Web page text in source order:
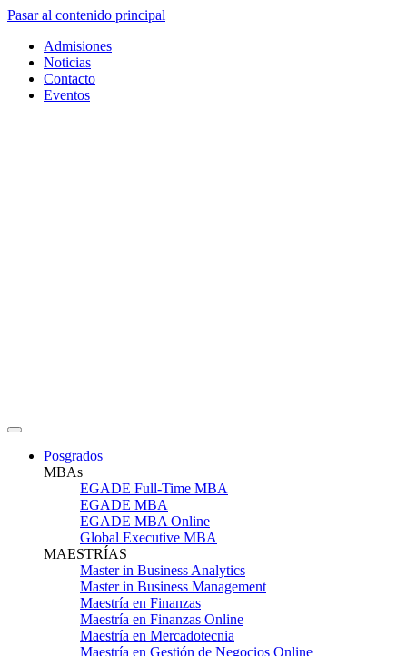
Pasar al contenido principal
Admisiones
Noticias
Contacto
Eventos
Posgrados
MBAs
EGADE Full-Time MBA
EGADE MBA
EGADE MBA Online
Global Executive MBA
MAESTRÍAS
Master in Business Analytics
Master in Business Management
Maestría en Finanzas
Maestría en Finanzas Online
Maestría en Mercadotecnia
Maestría en Gestión de Negocios Online